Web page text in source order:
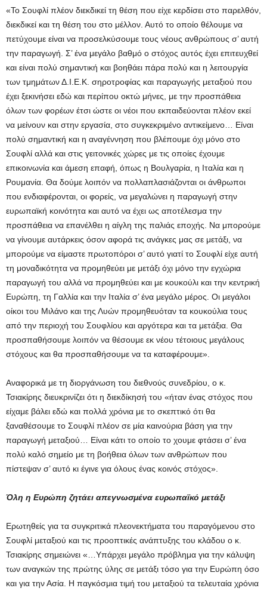
«Το Σουφλί πλέον διεκδικεί τη θέση που είχε κερδίσει στο παρελθόν,
διεκδικεί και τη θέση του στο μέλλον. Αυτό το οποίο θέλουμε να
πετύχουμε είναι να προσελκύσουμε τους νέους ανθρώπους σ’ αυτή
την παραγωγή. Σ’ ένα μεγάλο βαθμό ο στόχος αυτός έχει επιτευχθεί
και είναι πολύ σημαντική και βοηθάει πάρα πολύ και η λειτουργία
των τμημάτων Δ.Ι.Ε.Κ. σηροτροφίας και παραγωγής μεταξιού που
έχει ξεκινήσει εδώ και περίπου οκτώ μήνες, με την προσπάθεια
όλων των φορέων έτσι ώστε οι νέοι που εκπαιδεύονται πλέον εκεί
να μείνουν και στην εργασία, στο συγκεκριμένο αντικείμενο… Είναι
πολύ σημαντική και η αναγέννηση που βλέπουμε όχι μόνο στο
Σουφλί αλλά και στις γειτονικές χώρες με τις οποίες έχουμε
επικοινωνία και άμεση επαφή, όπως η Βουλγαρία, η Ιταλία και η
Ρουμανία. Θα δούμε λοιπόν να πολλαπλασιάζονται οι άνθρωποι
που ενδιαφέρονται, οι φορείς, να μεγαλώνει η παραγωγή στην
ευρωπαϊκή κοινότητα και αυτό να έχει ως αποτέλεσμα την
προσπάθεια να επανέλθει η αίγλη της παλιάς εποχής. Να μπορούμε
να γίνουμε αυτάρκεις όσον αφορά τις ανάγκες μας σε μετάξι, να
μπορούμε να είμαστε πρωτοπόροι σ’ αυτό γιατί το Σουφλί είχε αυτή
τη μοναδικότητα να προμηθεύει με μετάξι όχι μόνο την εγχώρια
παραγωγή του αλλά να προμηθεύει και με κουκούλι και την κεντρική
Ευρώπη, τη Γαλλία και την Ιταλία σ’ ένα μεγάλο μέρος. Οι μεγάλοι
οίκοι του Μιλάνο και της Λυών προμηθευόταν τα κουκούλια τους
από την περιοχή του Σουφλίου και αργότερα και τα μετάξια. Θα
προσπαθήσουμε λοιπόν να θέσουμε εκ νέου τέτοιους μεγάλους
στόχους και θα προσπαθήσουμε να τα καταφέρουμε».
Αναφορικά με τη διοργάνωση του διεθνούς συνεδρίου, ο κ.
Τσιακίρης διευκρινίζει ότι η διεκδίκησή του «ήταν ένας στόχος που
είχαμε βάλει εδώ και πολλά χρόνια με το σκεπτικό ότι θα
ξαναθέσουμε το Σουφλί πλέον σε μία καινούρια βάση για την
παραγωγή μεταξιού… Είναι κάτι το οποίο το χουμε φτάσει σ’ ένα
πολύ καλό σημείο με τη βοήθεια όλων των ανθρώπων που
πίστεψαν σ’ αυτό κι έγινε για όλους ένας κοινός στόχος».
Όλη η Ευρώπη ζητάει απεγνωσμένα ευρωπαϊκό μετάξι
Ερωτηθείς για τα συγκριτικά πλεονεκτήματα του παραγόμενου στο
Σουφλί μεταξιού και τις προοπτικές ανάπτυξης του κλάδου ο κ.
Τσιακίρης σημειώνει «…Υπάρχει μεγάλο πρόβλημα για την κάλυψη
των αναγκών της πρώτης ύλης σε μετάξι τόσο για την Ευρώπη όσο
και για την Ασία. Η παγκόσμια τιμή του μεταξιού τα τελευταία χρόνια